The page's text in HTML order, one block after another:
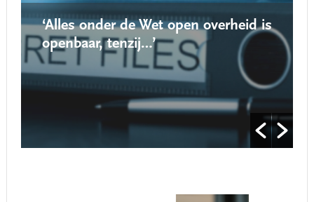
‘Alles onder de Wet open overheid is
openbaar, tenzij…’